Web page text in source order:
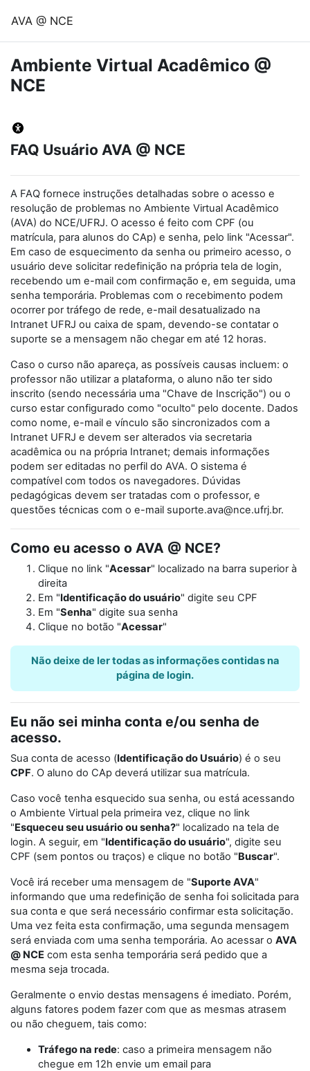
AVA @ NCE
Ambiente Virtual Acadêmico @
NCE
FAQ Usuário AVA @ NCE
A FAQ fornece instruções detalhadas sobre o acesso e
resolução de problemas no Ambiente Virtual Acadêmico
(AVA) do NCE/UFRJ. O acesso é feito com CPF (ou
matrícula, para alunos do CAp) e senha, pelo link "Acessar".
Em caso de esquecimento da senha ou primeiro acesso, o
usuário deve solicitar redefinição na própria tela de login,
recebendo um e-mail com confirmação e, em seguida, uma
senha temporária. Problemas com o recebimento podem
ocorrer por tráfego de rede, e-mail desatualizado na
Intranet UFRJ ou caixa de spam, devendo-se contatar o
suporte se a mensagem não chegar em até 12 horas.
Caso o curso não apareça, as possíveis causas incluem: o
professor não utilizar a plataforma, o aluno não ter sido
inscrito (sendo necessária uma "Chave de Inscrição") ou o
curso estar configurado como "oculto" pelo docente. Dados
como nome, e-mail e vínculo são sincronizados com a
Intranet UFRJ e devem ser alterados via secretaria
acadêmica ou na própria Intranet; demais informações
podem ser editadas no perfil do AVA. O sistema é
compatível com todos os navegadores. Dúvidas
pedagógicas devem ser tratadas com o professor, e
questões técnicas com o e-mail suporte.ava@nce.ufrj.br.
Como eu acesso o AVA @ NCE?
Clique no link "Acessar" localizado na barra superior à
direita
Em "Identificação do usuário" digite seu CPF
Em "Senha" digite sua senha
Clique no botão "Acessar"
Não deixe de ler todas as informações contidas na
página de login.
Eu não sei minha conta e/ou senha de
acesso.
Sua conta de acesso (Identificação do Usuário) é o seu
CPF. O aluno do CAp deverá utilizar sua matrícula.
Caso você tenha esquecido sua senha, ou está acessando
o Ambiente Virtual pela primeira vez, clique no link
"Esqueceu seu usuário ou senha?" localizado na tela de
login. A seguir, em "Identificação do usuário", digite seu
CPF (sem pontos ou traços) e clique no botão "Buscar".
Você irá receber uma mensagem de "Suporte AVA"
informando que uma redefinição de senha foi solicitada para
sua conta e que será necessário confirmar esta solicitação.
Uma vez feita esta confirmação, uma segunda mensagem
será enviada com uma senha temporária. Ao acessar o AVA
@ NCE com esta senha temporária será pedido que a
mesma seja trocada.
Geralmente o envio destas mensagens é imediato. Porém,
alguns fatores podem fazer com que as mesmas atrasem
ou não cheguem, tais como:
Tráfego na rede: caso a primeira mensagem não
chegue em 12h envie um email para